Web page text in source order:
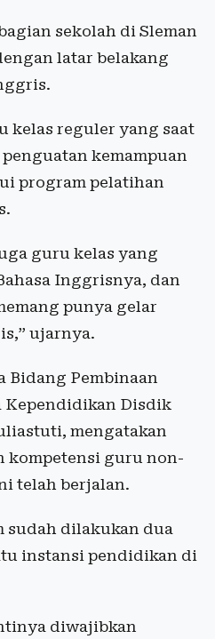
sekolah di Sleman
latar belakang
kelas reguler yang saat
kemampuan
program pelatihan
guru kelas yang
Inggrisnya, dan
punya gelar
ujarnya.
Bidang Pembinaan
Kependidikan Disdik
mengatakan
kompetensi guru non-
telah berjalan.
sudah dilakukan dua
instansi pendidikan di
diwajibkan